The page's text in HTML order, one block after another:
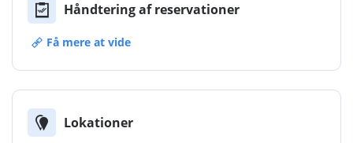
Håndtering af reservationer
Få mere at vide
Lokationer